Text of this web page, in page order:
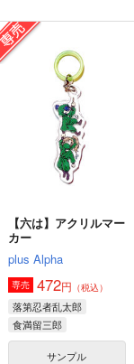
しずく、ひとつぶ
plus Alpha
（税込）
食満留三郎×善法寺伊作
サンプル
作品詳細
【六は】アクリルマー
カー
plus Alpha
専売 472円 （税込）
落第忍者乱太郎
食満留三郎
善法寺伊作
サンプル